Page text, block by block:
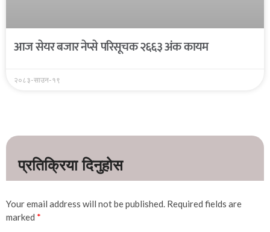
आज सेयर बजार नेप्से परिसूचक २६६३ अंक कायम
२०८३-साउन-१९
Your email address will not be published. Required fields are
marked *